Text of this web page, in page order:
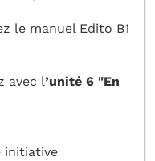
le manuel Edito B1
avec l’unité 6 "En
initiative